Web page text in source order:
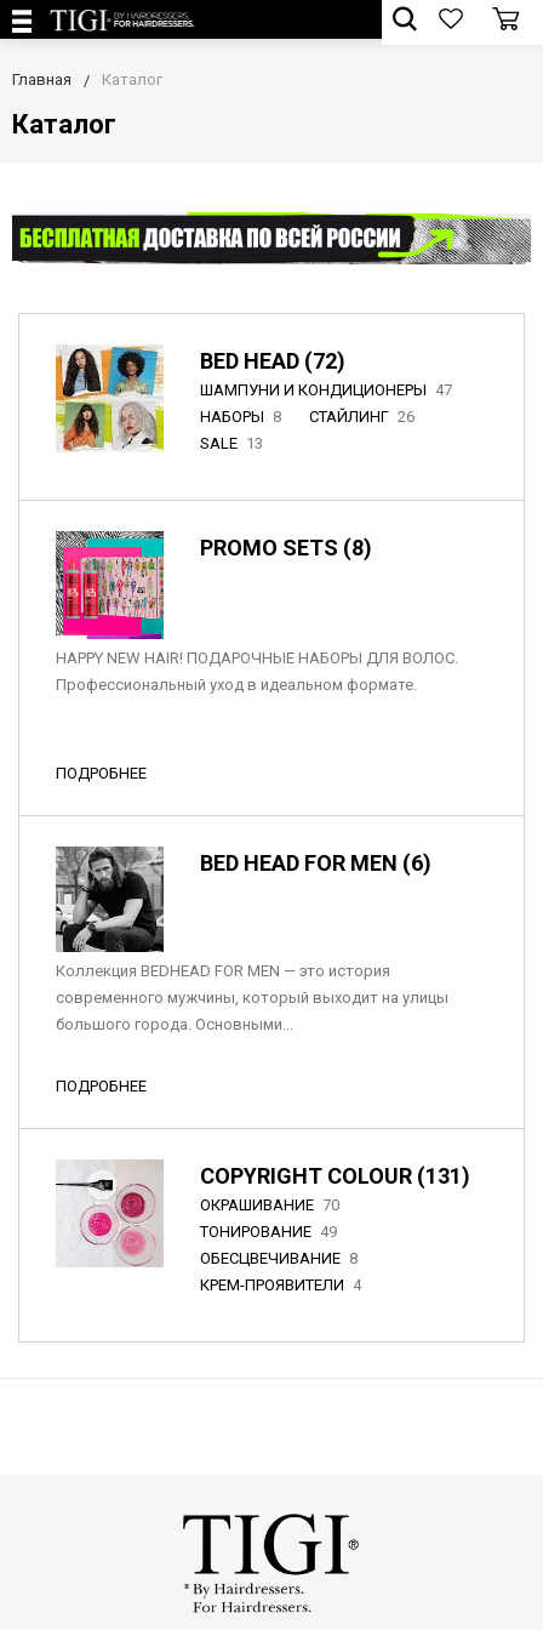
Главная Каталог
Каталог
BED HEAD (72)
ШАМПУНИ И КОНДИЦИОНЕРЫ 47
НАБОРЫ 8 СТАЙЛИНГ 26
SALE 13
PROMO SETS (8)
HAPPY NEW HAIR! ПОДАРОЧНЫЕ НАБОРЫ ДЛЯ ВОЛОС.
Профессиональный уход в идеальном формате.
ПОДРОБНЕЕ
BED HEAD FOR MEN (6)
Коллекция BEDHEAD FOR MEN — это история
современного мужчины, который выходит на улицы
большого города. Основными...
ПОДРОБНЕЕ
COPYRIGHT COLOUR (131)
ОКРАШИВАНИЕ 70
ТОНИРОВАНИЕ 49
ОБЕСЦВЕЧИВАНИЕ 8
КРЕМ-ПРОЯВИТЕЛИ 4